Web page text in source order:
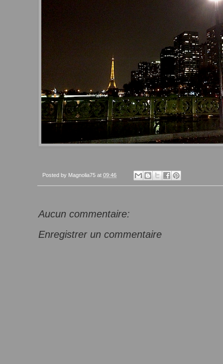
Posted by Magnolia75 at 09:46
Aucun commentaire:
Enregistrer un commentaire